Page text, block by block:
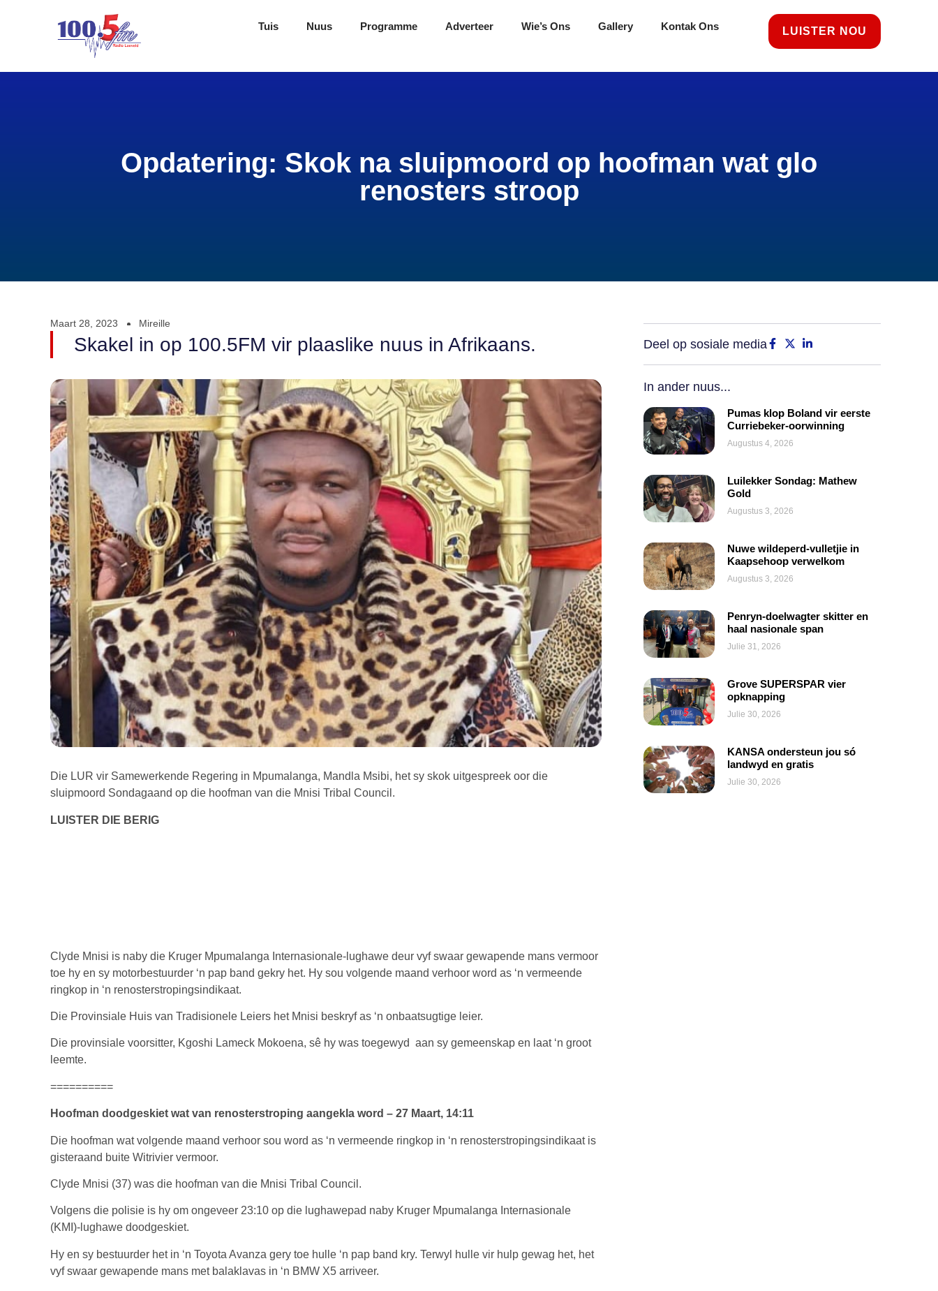
Tuis Nuus Programme Adverteer Wie’s Ons Gallery Kontak Ons LUISTER NOU
Opdatering: Skok na sluipmoord op hoofman wat glo
renosters stroop
Maart 28, 2023 Mireille
Skakel in op 100.5FM vir plaaslike nuus in Afrikaans.
Die LUR vir Samewerkende Regering in Mpumalanga, Mandla Msibi, het sy skok uitgespreek oor die
sluipmoord Sondagaand op die hoofman van die Mnisi Tribal Council.
LUISTER DIE BERIG
Clyde Mnisi is naby die Kruger Mpumalanga Internasionale-lughawe deur vyf swaar gewapende mans vermoor
toe hy en sy motorbestuurder ‘n pap band gekry het. Hy sou volgende maand verhoor word as ‘n vermeende
ringkop in ‘n renosterstropingsindikaat.
Die Provinsiale Huis van Tradisionele Leiers het Mnisi beskryf as ‘n onbaatsugtige leier.
Die provinsiale voorsitter, Kgoshi Lameck Mokoena, sê hy was toegewyd aan sy gemeenskap en laat ‘n groot
leemte.
==========
Hoofman doodgeskiet wat van renosterstroping aangekla word – 27 Maart, 14:11
Die hoofman wat volgende maand verhoor sou word as ‘n vermeende ringkop in ‘n renosterstropingsindikaat is
gisteraand buite Witrivier vermoor.
Clyde Mnisi (37) was die hoofman van die Mnisi Tribal Council.
Volgens die polisie is hy om ongeveer 23:10 op die lughawepad naby Kruger Mpumalanga Internasionale
(KMI)-lughawe doodgeskiet.
Hy en sy bestuurder het in ‘n Toyota Avanza gery toe hulle ‘n pap band kry. Terwyl hulle vir hulp gewag het, het
vyf swaar gewapende mans met balaklavas in ‘n BMW X5 arriveer.
Deel op sosiale media
In ander nuus...
Pumas klop Boland vir eerste
Curriebeker-oorwinning
Augustus 4, 2026
Luilekker Sondag: Mathew
Gold
Augustus 3, 2026
Nuwe wildeperd-vulletjie in
Kaapsehoop verwelkom
Augustus 3, 2026
Penryn-doelwagter skitter en
haal nasionale span
Julie 31, 2026
Grove SUPERSPAR vier
opknapping
Julie 30, 2026
KANSA ondersteun jou só
landwyd en gratis
Julie 30, 2026